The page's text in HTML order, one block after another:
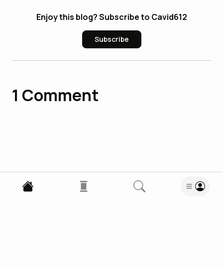
Enjoy this blog? Subscribe to Cavid612
Subscribe
1 Comment